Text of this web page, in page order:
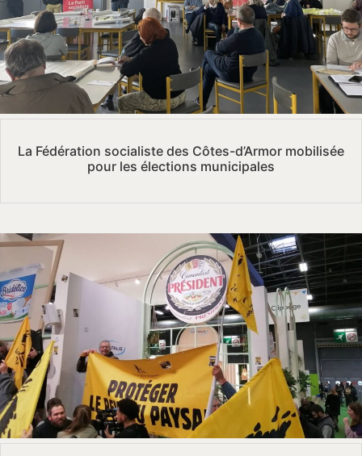
La Fédération socialiste des Côtes-d’Armor mobilisée
pour les élections municipales